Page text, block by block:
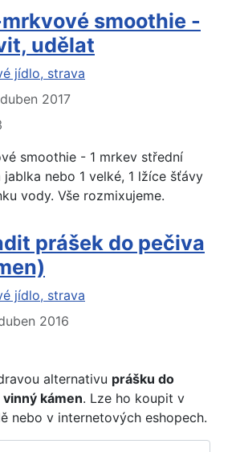
smoothie -
udělat
jídlo, strava
2017
smoothie - 1 mrkev střední
nebo 1 velké, 1 lžíce šťávy
vody. Vše rozmixujeme.
prášek do pečiva
jídlo, strava
2016
alternativu prášku do
vinný kámen. Lze ho koupit v
nebo v internetových eshopech.